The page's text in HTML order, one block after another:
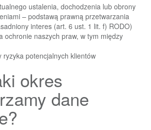
ustalenia, dochodzenia lub obrony
– podstawą prawną przetwarzania
interes (art. 6 ust. 1 lit. f) RODO)
ochronie naszych praw, w tym między
ryzyka potencjalnych klientów
okres
dane